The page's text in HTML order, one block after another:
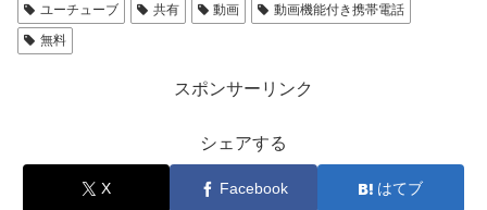
ユーチューブ
共有 動画
動画機能付き携帯電話
無料
スポンサーリンク
シェアする
X Facebook はてブ